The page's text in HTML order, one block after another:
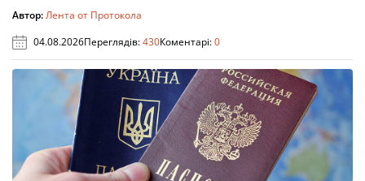
Автор:Лента от Протокола
04.08.2026Переглядів:430Коментарі:0